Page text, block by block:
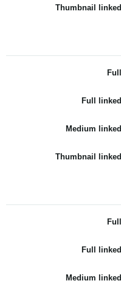
Thumbnail linked
Full
Full linked
Medium linked
Thumbnail linked
Full
Full linked
Medium linked